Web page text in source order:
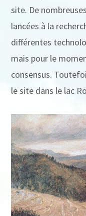
site. De
lancées à la
différentes
mais pour le
consensus.
le site dans le lac